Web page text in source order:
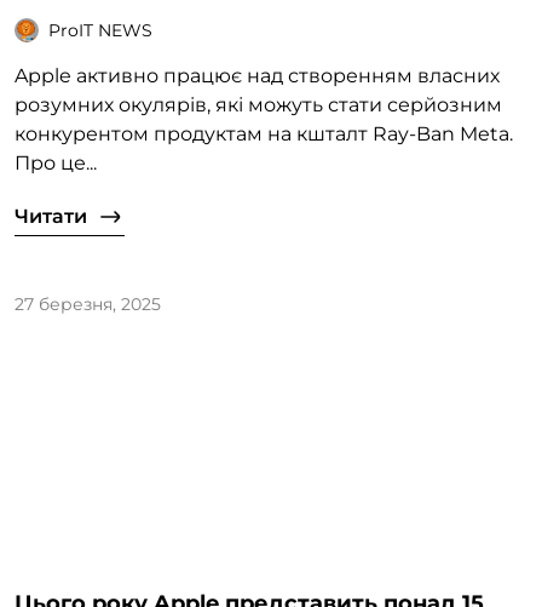
ProIT NEWS
Apple активно працює над створенням власних
розумних окулярів, які можуть стати серйозним
конкурентом продуктам на кшталт Ray-Ban Meta.
Про це...
Читати
27 березня, 2025